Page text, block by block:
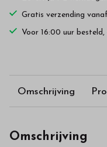
Gratis verzending
Voor 16:00 uur
Omschrijving
Omschrijving